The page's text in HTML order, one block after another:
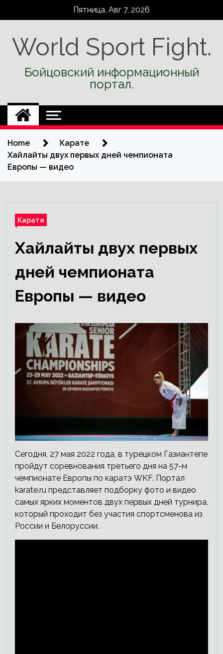
Пятница, Авг 7, 2026
World Sport Fight.
Бойцовский информационный
портал.
Home
Карате
Хайлайты двух первых дней чемпионата
Европы — видео
Карате
Хайлайты двух первых
дней чемпионата
Европы — видео
Сегодня, 27 мая 2022 года, в турецком Газиантепе
пройдут соревнования третьего дня на 57-м
чемпионате Европы по каратэ WKF. Портал
karate.ru представляет подборку фото и видео
самых ярких моментов двух первых дней турнира,
который проходит без участия спортсменова из
России и Белоруссии.